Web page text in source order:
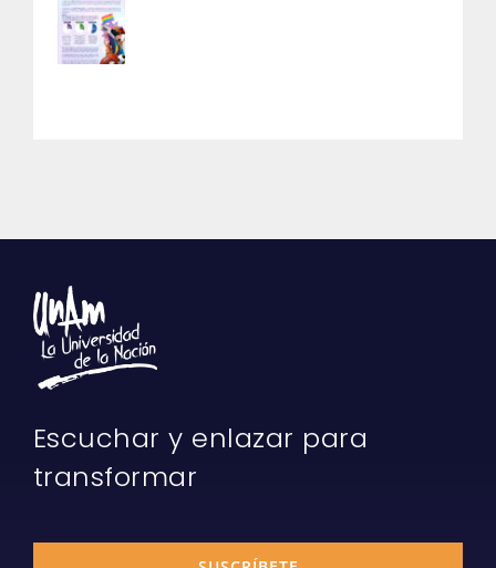
Escuchar y enlazar para
transformar